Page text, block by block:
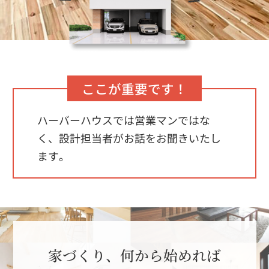
ここが重要です！
ハーバーハウスでは営業マンではな
く、設計担当者がお話をお聞きいたし
ます。
家づくり、何から始めれば